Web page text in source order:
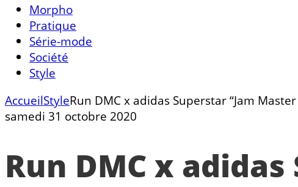
Morpho
Pratique
Série-mode
Société
Style
AccueilStyleRun DMC x adidas Superstar “Jam Master
samedi 31 octobre 2020
Run DMC x